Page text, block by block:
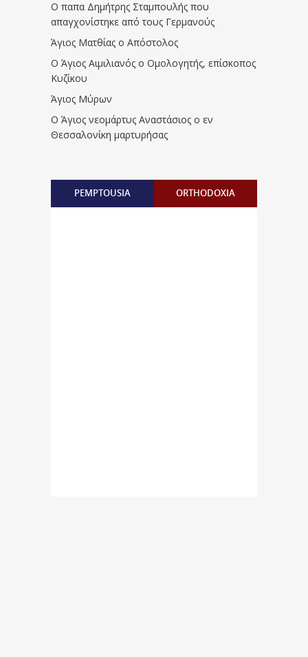
Ο παπα Δημήτρης Σταμπουλής που
απαγχονίστηκε από τους Γερμανούς
Άγιος Ματθίας ο Απόστολος
Ο Άγιος Αιμιλιανός ο Ομολογητής, επίσκοπος
Κυζίκου
Άγιος Μύρων
Ο Άγιος νεομάρτυς Αναστάσιος ο εν
Θεσσαλονίκη μαρτυρήσας
PEMPTOUSIA ORTHODOXIA